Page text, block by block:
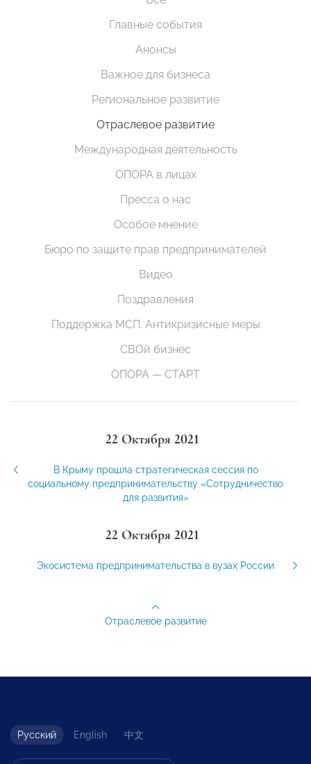
Главные события
Анонсы
Важное для бизнеса
Региональное развитие
Отраслевое развитие
Международная деятельность
ОПОРА в лицах
Пресса о нас
Особое мнение
Бюро по защите прав предпринимателей
Видео
Поздравления
Поддержка МСП. Антикризисные меры
СВОй бизнес
ОПОРА — СТАРТ
22 Октября 2021
В Крыму прошла стратегическая сессия по
социальному предпринимательству «Сотрудничество
для развития»
22 Октября 2021
Экосистема предпринимательства в вузах России
Отраслевое развитие
Русский English 中文